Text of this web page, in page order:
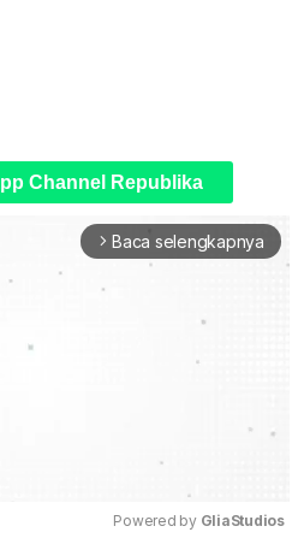
Channel Republika
arrow_forward_ios Baca selengkapnya
Powered by GliaStudios